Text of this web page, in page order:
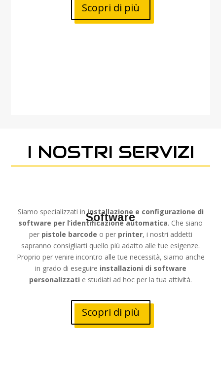
Scopri di più
I NOSTRI SERVIZI
Software
Siamo specializzati ininstallazione e configurazione di
software per l’identificazione automatica. Che siano
per pistole barcode o per printer, i nostri addetti
sapranno consigliarti quello più adatto alle tue esigenze.
Proprio per venire incontro alle tue necessità, siamo anche
in grado di eseguire installazioni di software
personalizzati e studiati ad hoc per la tua attività.
Scopri di più